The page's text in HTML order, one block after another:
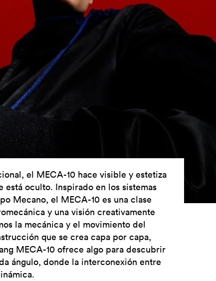
el MECA-10 hace visible y estetiza
está oculto. Inspirado en los sistemas
Mecano, el MECA-10 es una clase
y una visión creativamente
la mecánica y el movimiento del
que se crea capa por capa,
MECA-10 ofrece algo para descubrir
ángulo, donde la interconexión entre